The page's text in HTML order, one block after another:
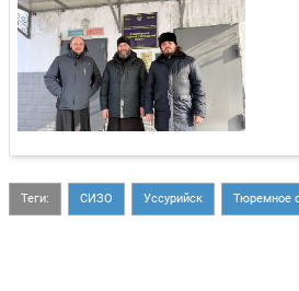
Теги: СИЗО Уссурийск Тюремное